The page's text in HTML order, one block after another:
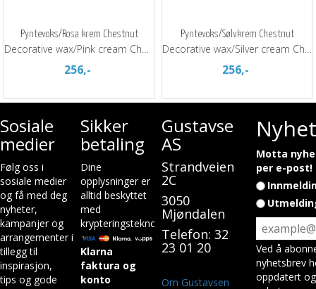
Pyntevoks/Rosa krem Chestnut
Decorative wax/Pink cream Chestnut
256,-
Pyntevoks/Sølvkrem Chestnut
Decorative wax/Silver cream Chestnut
256,-
Sosiale
medier
Følg oss i
sosiale medier
og få med deg
nyheter,
kampanjer og
arrangementer i
tillegg til
inspirasjon,
tips og gode
Sikker
betaling
Dine
opplysninger er
alltid beskyttet
med
krypteringsteknologi.
Klarna
faktura og
konto
Gustavsen
AS
Strandveien
2C
3050
Mjøndalen
Telefon: 32
23 01 20
Om Gustavsen
Motta
per e-post!
Ved å
nyhetsbrev
oppdatert